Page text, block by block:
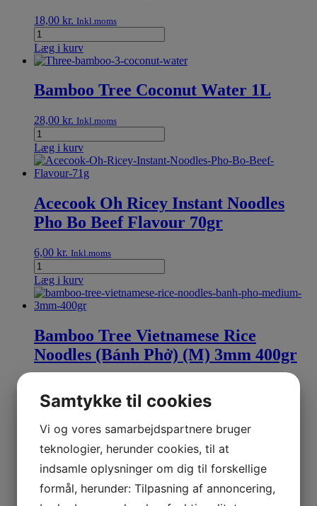
18,00 kr. Inkl.moms
Læg i kurv
Bamboo Tree Coconut Water 1L
28,00 kr. Inkl.moms
Læg i kurv
Acecook Oh Ricey Instant Noodles
Pho Bo Beef Flavour 70gr
6,00 kr. Inkl.moms
Læg i kurv
Bamboo Tree Vietnamese Rice
Noodles (Bánh Phở) (M) 3mm 400gr
StopMadspild Bedst før: 11-06-2025
SMS-Acecook Oh Ricey Instant
Noodles Pho Ga Chicken Flavour
Samtykke til cookies
Vi og vores samarbejdspartnere bruger
teknologier, herunder cookies, til at
indsamle oplysninger om dig til forskellige
formål, herunder: Tilpasning af annoncering,